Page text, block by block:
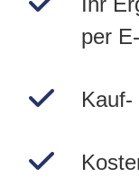
per